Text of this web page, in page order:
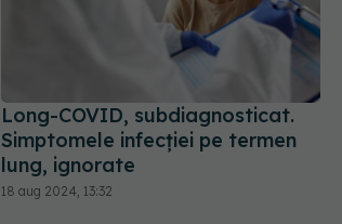
Long-COVID, subdiagnosticat.
Simptomele infecției pe termen
lung, ignorate
18 aug 2024, 13:32